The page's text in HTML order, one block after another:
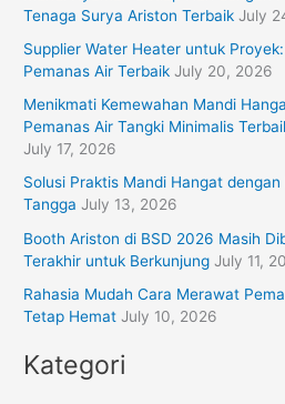
Tenaga Surya Ariston Terbaik July
Supplier Water Heater untuk
Pemanas Air Terbaik July 20, 2026
Menikmati Kemewahan Mandi
Pemanas Air Tangki Minimalis
July 17, 2026
Solusi Praktis Mandi Hangat
Tangga July 13, 2026
Booth Ariston di BSD 2026 Masih
Terakhir untuk Berkunjung July 11,
Rahasia Mudah Cara Merawat
Tetap Hemat July 10, 2026
Kategori